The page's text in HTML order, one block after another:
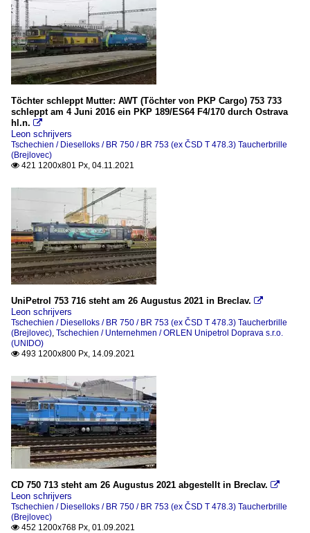
Töchter schleppt Mutter: AWT (Töchter von PKP Cargo) 753 733
schleppt am 4 Juni 2016 ein PKP 189/ES64 F4/170 durch Ostrava
hl.n. 
Leon schrijvers
Tschechien / Dieselloks / BR 750 / BR 753 (ex ČSD T 478.3) Taucherbrille
(Brejlovec)
 421 1200x801 Px, 04.11.2021
UniPetrol 753 716 steht am 26 Augustus 2021 in Breclav. 
Leon schrijvers
Tschechien / Dieselloks / BR 750 / BR 753 (ex ČSD T 478.3) Taucherbrille
(Brejlovec), Tschechien / Unternehmen / ORLEN Unipetrol Doprava s.r.o.
(UNIDO)
 493 1200x800 Px, 14.09.2021
CD 750 713 steht am 26 Augustus 2021 abgestellt in Breclav. 
Leon schrijvers
Tschechien / Dieselloks / BR 750 / BR 753 (ex ČSD T 478.3) Taucherbrille
(Brejlovec)
 452 1200x768 Px, 01.09.2021